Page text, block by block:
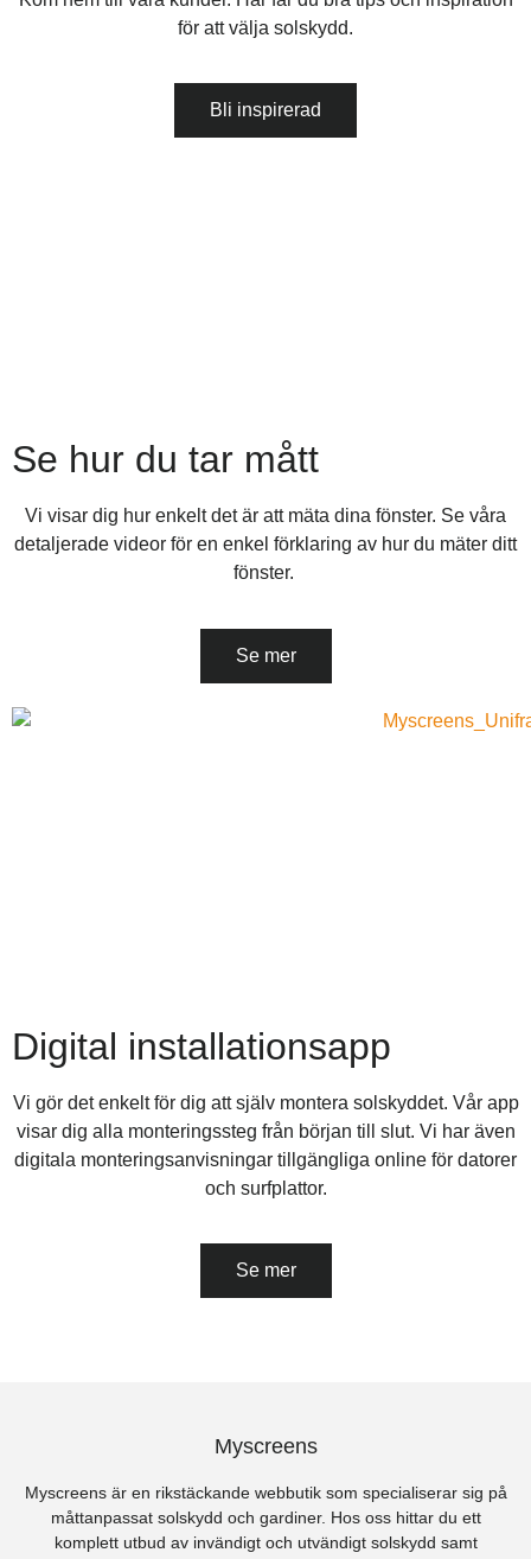
för att välja solskydd.
Bli inspirerad
Se hur du tar mått
Vi visar dig hur enkelt det är att mäta dina fönster. Se våra
detaljerade videor för en enkel förklaring av hur du mäter ditt
fönster.
Se mer
Digital installationsapp
Vi gör det enkelt för dig att själv montera solskyddet. Vår app
visar dig alla monteringssteg från början till slut. Vi har även
digitala monteringsanvisningar tillgängliga online för datorer
och surfplattor.
Se mer
Myscreens
Myscreens är en rikstäckande webbutik som specialiserar sig på
måttanpassat solskydd och gardiner. Hos oss hittar du ett
komplett utbud av invändigt och utvändigt solskydd samt